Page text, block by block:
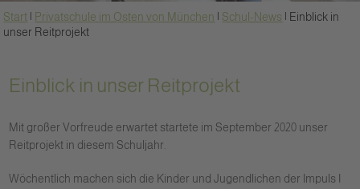
Start Privatschule im Osten von München Schul-News
Einblick in
unser Reitprojekt
Einblick in unser Reitprojekt
Mit großer Vorfreude erwartet startete im September 2020 unser
Reitprojekt in diesem Schuljahr.
Wöchentlich machen sich die Kinder und Jugendlichen der Impuls I